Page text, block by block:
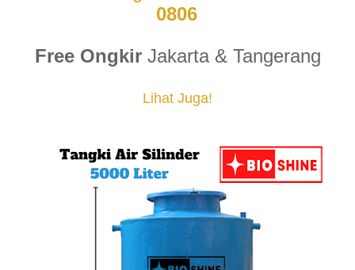
0806
Free OngkirJakarta & Tangerang
Lihat Juga!